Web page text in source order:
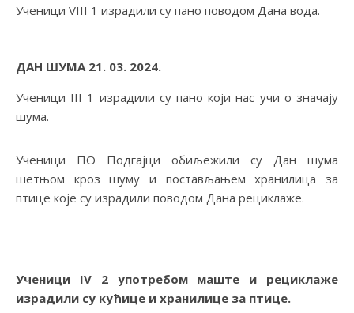
Ученици VIII 1 израдили су пано поводом Дана вода.
ДАН ШУМА 21. 03. 2024.
Ученици III 1 израдили су пано који нас учи о значају
шума.
Ученици ПО Подгајци обиљежили су Дан шума
шетњом кроз шуму и постављањем хранилица за
птице које су израдили поводом Дана рециклаже.
Ученици IV 2 употребом маште и рециклаже
израдили су кућице и хранилице за птице.